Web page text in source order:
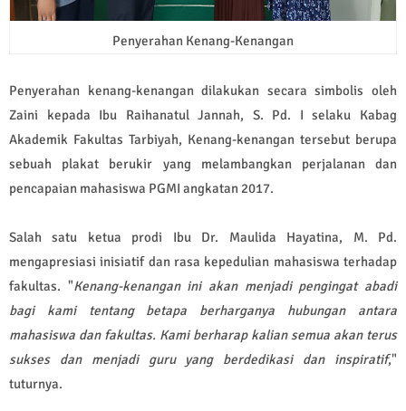
Penyerahan Kenang-Kenangan
Penyerahan kenang-kenangan dilakukan secara simbolis oleh
Zaini kepada Ibu Raihanatul Jannah, S. Pd. I selaku Kabag
Akademik Fakultas Tarbiyah, Kenang-kenangan tersebut berupa
sebuah plakat berukir yang melambangkan perjalanan dan
pencapaian mahasiswa PGMI angkatan 2017.
Salah satu ketua prodi Ibu Dr. Maulida Hayatina, M. Pd.
mengapresiasi inisiatif dan rasa kepedulian mahasiswa terhadap
fakultas. "Kenang-kenangan ini akan menjadi pengingat abadi
bagi kami tentang betapa berharganya hubungan antara
mahasiswa dan fakultas. Kami berharap kalian semua akan terus
sukses dan menjadi guru yang berdedikasi dan inspiratif,"
tuturnya.